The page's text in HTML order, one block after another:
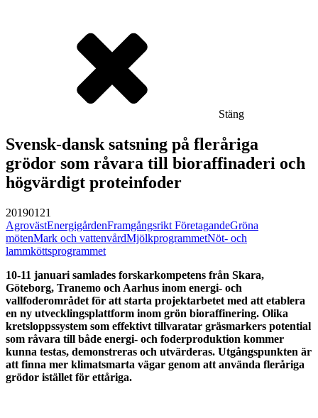
Stäng
Svensk-dansk satsning på fleråriga
grödor som råvara till bioraffinaderi och
högvärdigt proteinfoder
20190121
AgrovästEnergigårdenFramgångsrikt FöretagandeGröna
mötenMark och vattenvårdMjölkprogrammetNöt- och
lammköttsprogrammet
10-11 januari samlades forskarkompetens från Skara,
Göteborg, Tranemo och Aarhus inom energi- och
vallfoderområdet för att starta projektarbetet med att etablera
en ny utvecklingsplattform inom grön bioraffinering. Olika
kretsloppssystem som effektivt tillvaratar gräsmarkers potential
som råvara till både energi- och foderproduktion kommer
kunna testas, demonstreras och utvärderas. Utgångspunkten är
att finna mer klimatsmarta vägar genom att använda fleråriga
grödor istället för ettåriga.